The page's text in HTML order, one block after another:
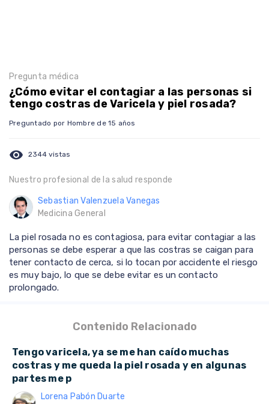
Pregunta médica
¿Cómo evitar el contagiar a las personas si
tengo costras de Varicela y piel rosada?
Preguntado por Hombre de 15 años
visibility 2344 vistas
Nuestro profesional de la salud responde
Sebastian Valenzuela Vanegas
Medicina General
La piel rosada no es contagiosa, para evitar contagiar a las
personas se debe esperar a que las costras se caigan para
tener contacto de cerca, si lo tocan por accidente el riesgo
es muy bajo, lo que se debe evitar es un contacto
prolongado.
Contenido Relacionado
Tengo varicela, ya se me han caído muchas
costras y me queda la piel rosada y en algunas
partes me p
Lorena Pabón Duarte